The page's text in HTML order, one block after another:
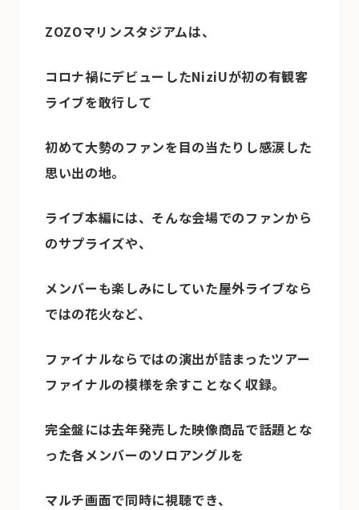
ZOZOマリンスタジアムは、
コロナ禍にデビューしたNiziUが初の有観客
ライブを敢行して
初めて大勢のファンを目の当たりし感涙した
思い出の地。
ライブ本編には、そんな会場でのファンから
のサプライズや、
メンバーも楽しみにしていた屋外ライブなら
ではの花火など、
ファイナルならではの演出が詰まったツアー
ファイナルの模様を余すことなく収録。
完全盤には去年発売した映像商品で話題とな
った各メンバーのソロアングルを
マルチ画面で同時に視聴でき、